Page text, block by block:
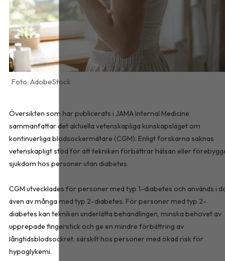
AdobeStock
Översikten som har publicerats i JAMA Internal Medicine
sammanfattar det aktuella vetenskapliga kunskapsläget om
kontinuerliga blodsockermätare (CGM). Enligt forskarna saknas
vetenskapligt stöd för att tekniken förbättrar hälsan eller
sjukdom hos personer utan diabetes.
CGM utvecklades för personer med typ 1-diabetes och används i
även av många med typ 2-diabetes. För personer med typ 2-
diabetes kan tekniken underlätta behandlingen, minska behovet av
upprepade fingerstick och ge en mindre förbättring av
långtidsblodsockret, särskilt hos personer med ökad risk för
hypoglykemi.